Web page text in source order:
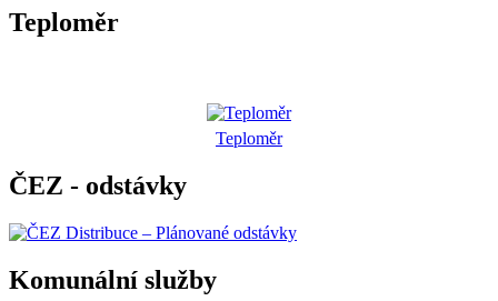
Teploměr
Teploměr
ČEZ - odstávky
Komunální služby